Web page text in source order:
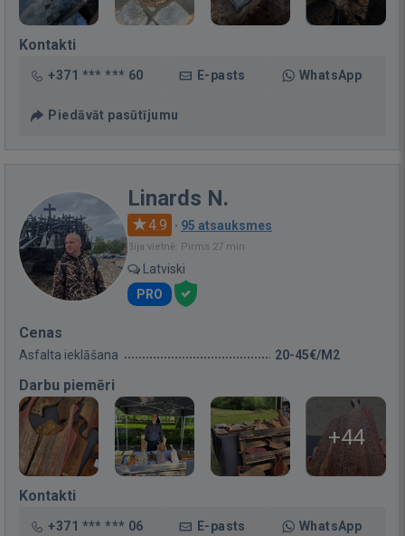
Kontakti
+371 *** *** 60 E-pasts WhatsApp
Piedāvāt pasūtījumu
Linards N.
4.9 · 95 atsauksmes
Bija vietnē: Pirms 27 min.
Latviski
PRO
Cenas
Asfalta ieklāšana 20-45€/M2
Darbu piemēri
+44
Kontakti
+371 *** *** 06 E-pasts WhatsApp